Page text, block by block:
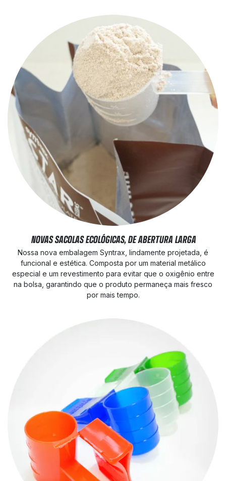
NOVAS SACOLAS ECOLÓGICAS, DE ABERTURA LARGA
Nossa nova embalagem Syntrax, lindamente projetada, é
funcional e estética. Composta por um material metálico
especial e um revestimento para evitar que o oxigênio entre
na bolsa, garantindo que o produto permaneça mais fresco
por mais tempo.